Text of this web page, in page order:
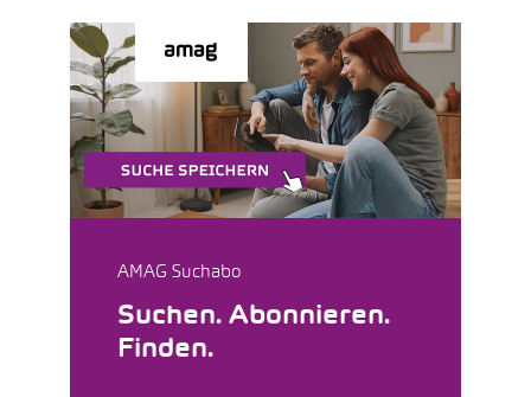
AMAG Suchabo
Suchen. Abonnieren.
Finden.